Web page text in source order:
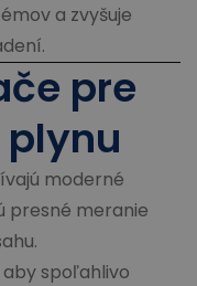
a zvyšuje
pre
moderné
presné meranie
spoľahlivo